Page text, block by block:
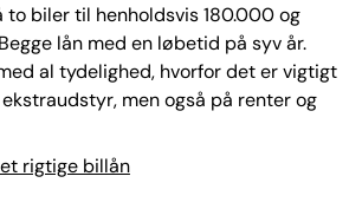
to biler til henholdsvis 180.000 og
lån med en løbetid på syv år.
al tydelighed, hvorfor det er vigtigt
men også på renter og
rigtige billån